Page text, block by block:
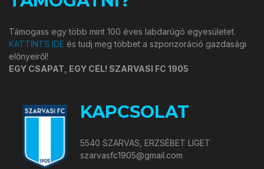
Támogass egy több mint 100 éves labdarúgó egyesületet.
KATTINTS IDE és tudj meg többet a szponzoráció gazdasági
előnyeiről!
EGY CSAPAT, EGY CÉL! SZARVASI FC 1905
KAPCSOLAT
5540 SZARVAS, ERZSÉBET LIGET
szarvasfc1905@gmail.com